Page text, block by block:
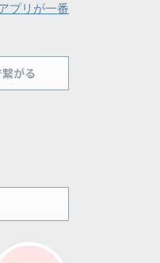
プリが一番
がる